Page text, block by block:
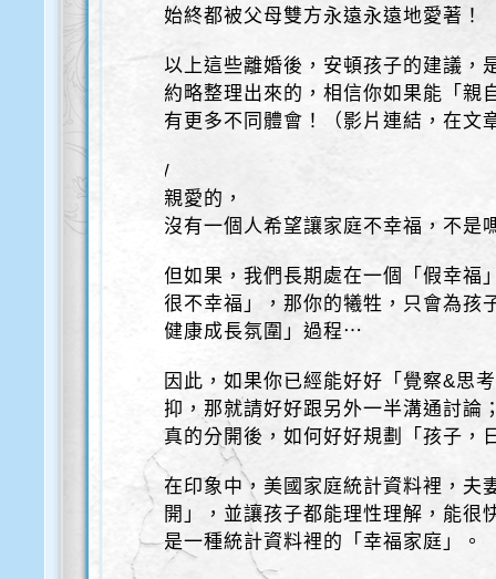
始終都被父母雙方永遠永遠地愛著！
以上這些離婚後，安頓孩子的建議，
約略整理出來的，相信你如果能「親
有更多不同體會！（影片連結，在文
/
親愛的，
沒有一個人希望讓家庭不幸福，不是
但如果，我們長期處在一個「假幸福
很不幸福」，那你的犧牲，只會為孩
健康成長氛圍」過程⋯
因此，如果你已經能好好「覺察&思
抑，那就請好好跟另外一半溝通討論
真的分開後，如何好好規劃「孩子，
在印象中，美國家庭統計資料裡，夫
開」，並讓孩子都能理性理解，能很
是一種統計資料裡的「幸福家庭」。